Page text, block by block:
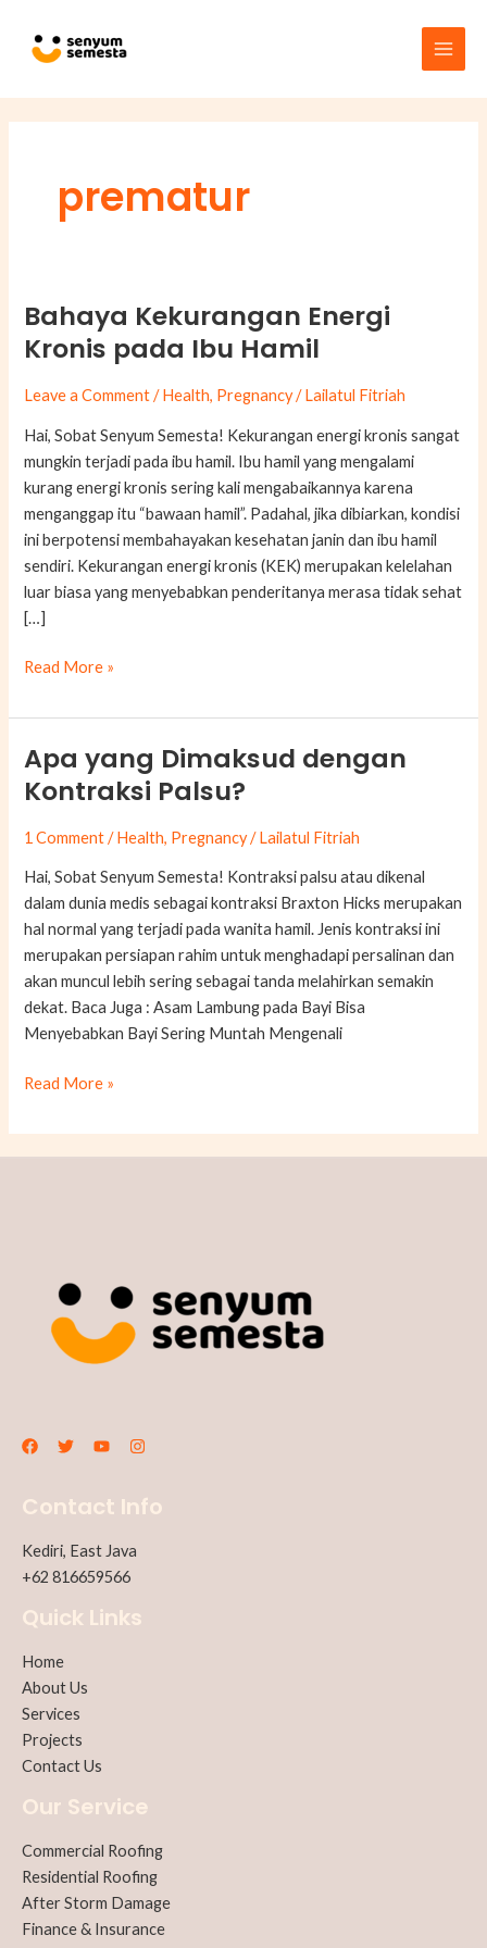
content
prematur
Bahaya Kekurangan Energi
Kronis pada Ibu Hamil
Leave a Comment /Health, Pregnancy/Lailatul Fitriah
Hai, Sobat Senyum Semesta! Kekurangan energi kronis sangat
mungkin terjadi pada ibu hamil. Ibu hamil yang mengalami
kurang energi kronis sering kali mengabaikannya karena
menganggap itu “bawaan hamil”. Padahal, jika dibiarkan, kondisi
ini berpotensi membahayakan kesehatan janin dan ibu hamil
sendiri. Kekurangan energi kronis (KEK) merupakan kelelahan
luar biasa yang menyebabkan penderitanya merasa tidak sehat
[…]
Bahaya
Kekurangan
Energi
Kronis
Ibu
Hamil
Read More »
Apa yang Dimaksud dengan
Kontraksi Palsu?
1 Comment /Health, Pregnancy/Lailatul Fitriah
Hai, Sobat Senyum Semesta! Kontraksi palsu atau dikenal
dalam dunia medis sebagai kontraksi Braxton Hicks merupakan
hal normal yang terjadi pada wanita hamil. Jenis kontraksi ini
merupakan persiapan rahim untuk menghadapi persalinan dan
akan muncul lebih sering sebagai tanda melahirkan semakin
dekat. Baca Juga : Asam Lambung pada Bayi Bisa
Menyebabkan Bayi Sering Muntah Mengenali
Apa
yang
Dimaksud
dengan
Palsu?
Read More »
Contact Info
Kediri, East Java
+62 816659566
Quick Links
Home
About Us
Services
Projects
Contact Us
Our Service
Commercial Roofing
Residential Roofing
After Storm Damage
Finance & Insurance